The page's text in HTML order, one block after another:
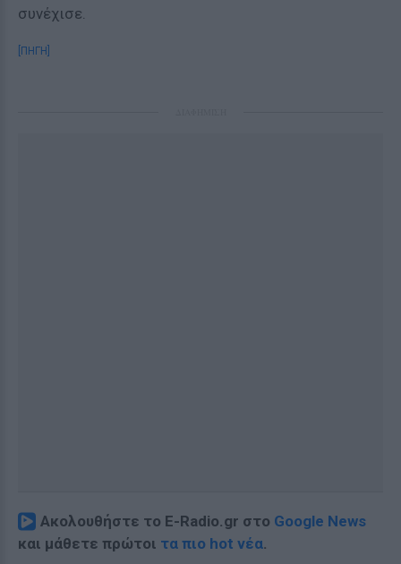
συνέχισε.
[ΠΗΓΗ]
Ακολουθήστε το E-Radio.gr στο Google News
και μάθετε πρώτοι τα πιο hot νέα.